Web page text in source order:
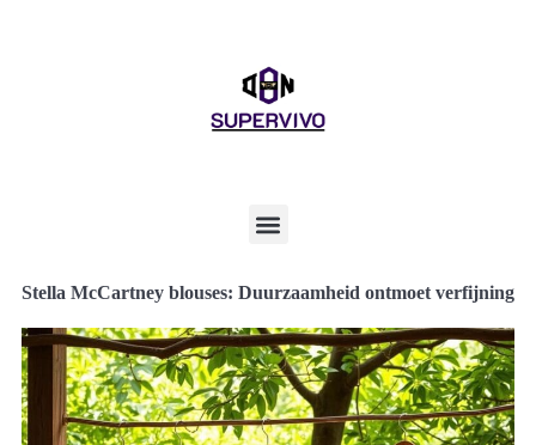
Stella McCartney blouses: Duurzaamheid ontmoet verfijning